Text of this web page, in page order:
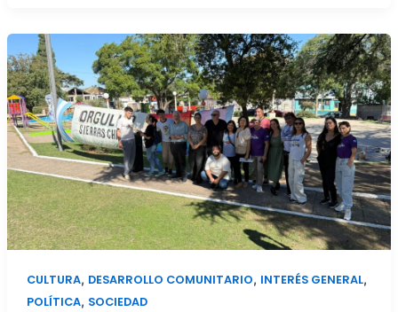
CULTURA, DESARROLLO COMUNITARIO, INTERÉS GENERAL,
POLÍTICA, SOCIEDAD